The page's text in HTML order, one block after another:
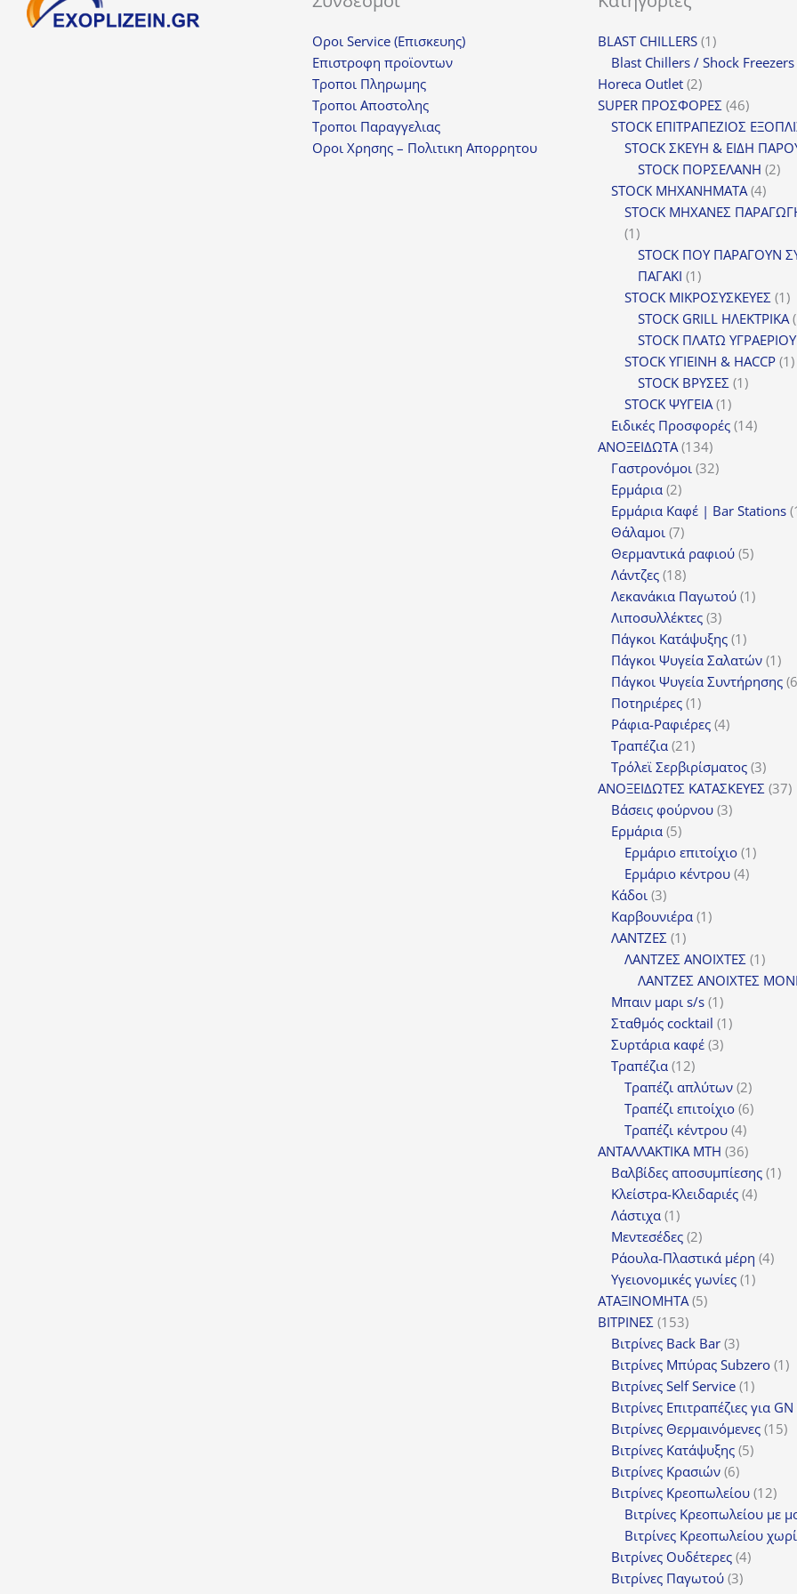
Οροι Service (Επισκευης)
Επιστροφη προϊοντων
Τροποι Πληρωμης
Τροποι Αποστολης
Τροποι Παραγγελιας
Οροι Χρησης – Πολιτικη Απορρητου
BLAST CHILLERS 11
προϊόν
Blast Chillers / Shock Freezers
Horeca Outlet 22
προϊόντα
SUPER ΠΡΟΣΦΟΡΕΣ 4646
STOCK ΕΠΙΤΡΑΠΕΖΙΟΣ
STOCK ΣΚΕΥΗ & ΕΙΔΗ
STOCK ΠΟΡΣΕΛΑΝΗ 22
STOCK ΜΗΧΑΝΗΜΑΤΑ 44
STOCK ΜΗΧΑΝΕΣ
11
προϊόν
STOCK ΠΟΥ ΠΑΡΑΓΟΥΝ
ΠΑΓΑΚΙ 11
προϊόν
STOCK ΜΙΚΡΟΣΥΣΚΕΥΕΣ 11
STOCK GRILL ΗΛΕΚΤΡΙΚΑ
STOCK ΠΛΑΤΩ ΥΓΡΑΕΡΙΟΥ
STOCK ΥΓΙΕΙΝΗ & HACCP 11
STOCK ΒΡΥΣΕΣ 11
STOCK ΨΥΓΕΙΑ 11
προϊόν
Ειδικές Προσφορές 1414
ΑΝΟΞΕΙΔΩΤΑ 134134
προϊόντα
Γαστρονόμοι 3232
Ερμάρια 22
προϊόντα
Ερμάρια Καφέ | Bar Stations
Θάλαμοι 77
προϊόντα
Θερμαντικά ραφιού 55
Λάντζες 1818
προϊόντα
Λεκανάκια Παγωτού 11
Λιποσυλλέκτες 33
προϊόντα
Πάγκοι Κατάψυξης 11
προϊόν
Πάγκοι Ψυγεία Σαλατών 11
Πάγκοι Ψυγεία Συντήρησης 6
Ποτηριέρες 11
προϊόν
Ράφια-Ραφιέρες 44
Τραπέζια 2121
προϊόντα
Τρόλεϊ Σερβιρίσματος 33
ΑΝΟΞΕΙΔΩΤΕΣ ΚΑΤΑΣΚΕΥΕΣ 3737
Βάσεις φούρνου 33
Ερμάρια 55
προϊόντα
Ερμάριο επιτοίχιο 11
Ερμάριο κέντρου 44
Κάδοι 33
προϊόντα
Καρβουνιέρα 11
ΛΑΝΤΖΕΣ 11
προϊόν
ΛΑΝΤΖΕΣ ΑΝΟΙΧΤΕΣ 11
ΛΑΝΤΖΕΣ ΑΝΟΙΧΤΕΣ
Μπαιν μαρι s/s 11
προϊόν
Σταθμός cocktail 11
Συρτάρια καφέ 33
Τραπέζια 1212
προϊόντα
Τραπέζι απλύτων 22
προϊόντα
Τραπέζι επιτοίχιο 66
Τραπέζι κέντρου 44
προϊόντα
ΑΝΤΑΛΛΑΚΤΙΚΑ MTH 3636
προϊόντα
Βαλβίδες αποσυμπίεσης 11
Κλείστρα-Κλειδαριές 44
Λάστιχα 11
προϊόν
Μεντεσέδες 22
προϊόντα
Ράουλα-Πλαστικά μέρη 44
Υγειονομικές γωνίες 11
ΑΤΑΞΙΝΟΜΗΤΑ 55
ΒΙΤΡΙΝΕΣ 153153
προϊόντα
Βιτρίνες Back Bar 33
προϊόντα
Βιτρίνες Mπύρας Subzero 11
Βιτρίνες Self Service 11
προϊόν
Βιτρίνες Επιτραπέζιες για GN
Βιτρίνες Θερμαινόμενες 1515
Βιτρίνες Κατάψυξης 55
Βιτρίνες Κρασιών 66
προϊόντα
Βιτρίνες Κρεοπωλείου 1212
Βιτρίνες Κρεοπωλείου με
Βιτρίνες Κρεοπωλείου
Βιτρίνες Ουδέτερες 44
Βιτρίνες Παγωτού 33